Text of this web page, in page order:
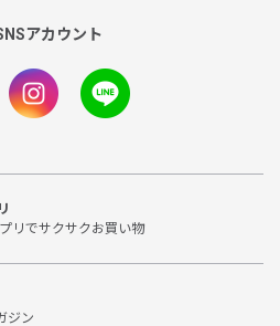
アカウント
リでサクサクお買い物
ジン